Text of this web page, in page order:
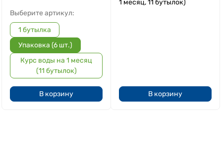
Выберите артикул:
1 бутылка
Упаковка (6 шт.)
Курс воды на 1 месяц
(11 бутылок)
В корзину
1 месяц, 11 бутылок)
В корзину